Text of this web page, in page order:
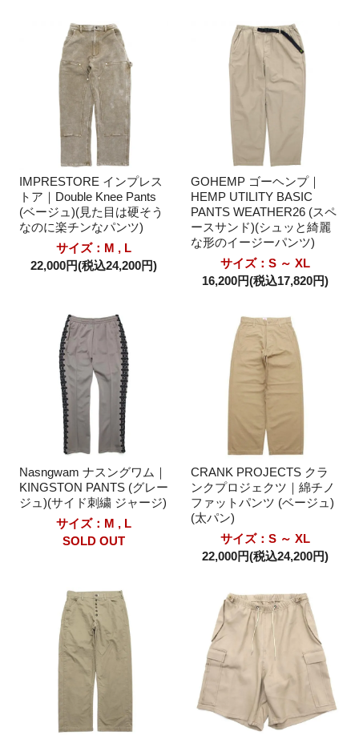
IMPRESTORE インプレス
トア｜Double Knee Pants
(ベージュ)(見た目は硬そう
なのに楽チンなパンツ)
サイズ：M , L
22,000円(税込24,200円)
GOHEMP ゴーヘンプ｜
HEMP UTILITY BASIC
PANTS WEATHER26 (スペ
ースサンド)(シュッと綺麗
な形のイージーパンツ)
サイズ：S ～ XL
16,200円(税込17,820円)
Nasngwam ナスングワム｜
KINGSTON PANTS (グレー
ジュ)(サイド刺繍 ジャージ)
サイズ：M , L
SOLD OUT
CRANK PROJECTS クラ
ンクプロジェクツ｜綿チノ
ファットパンツ (ベージュ)
(太パン)
サイズ：S ～ XL
22,000円(税込24,200円)